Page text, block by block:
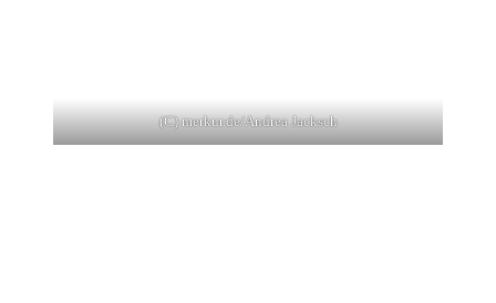
(C) merkur.de/Andrea Jacksch